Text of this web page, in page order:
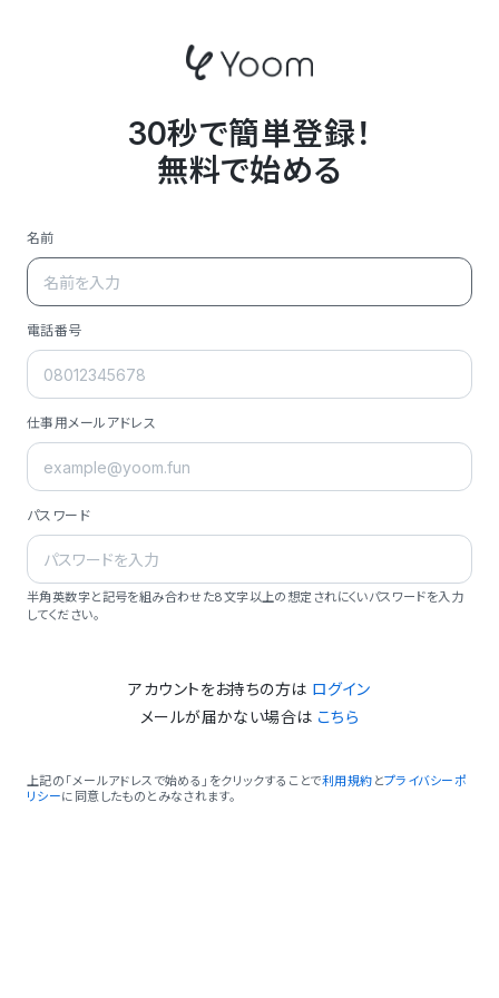
30秒で簡単登録！
無料で始める
名前
電話番号
仕事用メールアドレス
パスワード
半角英数字と記号を組み合わせた8文字以上の想定されにくいパスワードを入力
してください。
アカウントをお持ちの方は ログイン
メールが届かない場合は こちら
上記の「メールアドレスで始める」をクリックすることで利用規約 とプライバシーポ
リシーに同意したものとみなされます。